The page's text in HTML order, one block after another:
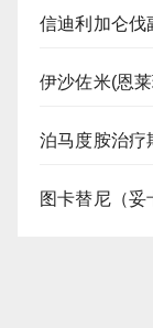
信迪利加仑伐
伊沙佐米(恩
泊马度胺治疗
图卡替尼（